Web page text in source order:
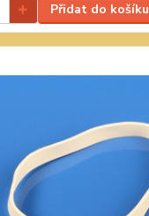
Přidat do košíku